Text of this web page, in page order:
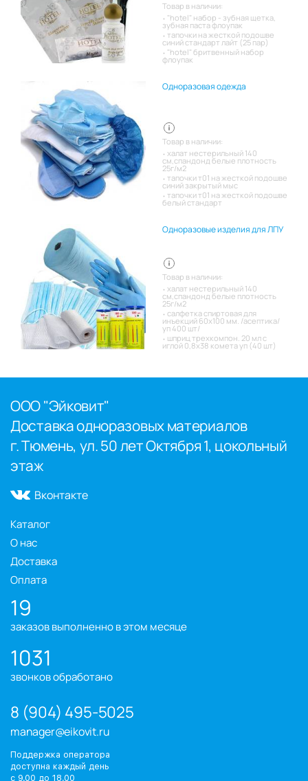
Товар в наличии:
"hotel" набор - зубная щетка,
зубная паста флоупак
тапочки на жесткой подошве
синий стандарт лайт (25 пар)
"hotel" бритвенный набор
флоупак
Одноразовая одежда
Товар в наличии:
халат нестерильный 140
см,спандонд белые плотность
25г/м2
тапочки т01 на жесткой подошве
синий закрытый мыс
тапочки т01 на жесткой подошве
белый стандарт
Одноразовые изделия для ЛПУ
Товар в наличии:
халат нестерильный 140
см,спандонд белые плотность
25г/м2
салфетка спиртовая для
инъекций 60х100 мм. /асептика/
уп 400 шт/
шприц трехкомпон. 20 мл с
иглой 0,8х38 комета уп (40 шт)
ООО "Эйковит"
Доставка одноразовых материалов
г. Тюмень, ул. 50 лет Октября 1, цокольный
этаж
Вконтакте
Каталог
О нас
Доставка
Оплата
19
заказов выполненно в этом месяце
1031
звонков обработано
8 (904) 495-5025
manager@eikovit.ru
Поддержка оператора
доступна каждый день
с 9.00 до 18.00